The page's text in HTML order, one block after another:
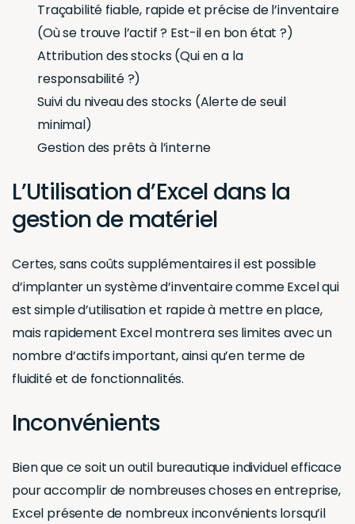
Traçabilité fiable, rapide et précise de l’inventaire
(Où se trouve l’actif ? Est-il en bon état ?)
Attribution des stocks (Qui en a la
responsabilité ?)
Suivi du niveau des stocks (Alerte de seuil
minimal)
Gestion des prêts à l’interne
L’Utilisation d’Excel dans la
gestion de matériel
Certes, sans coûts supplémentaires il est possible
d’implanter un système d’inventaire comme Excel qui
est simple d’utilisation et rapide à mettre en place,
mais rapidement Excel montrera ses limites avec un
nombre d’actifs important, ainsi qu’en terme de
fluidité et de fonctionnalités.
Inconvénients
Bien que ce soit un outil bureautique individuel efficace
pour accomplir de nombreuses choses en entreprise,
Excel présente de nombreux inconvénients lorsqu’il